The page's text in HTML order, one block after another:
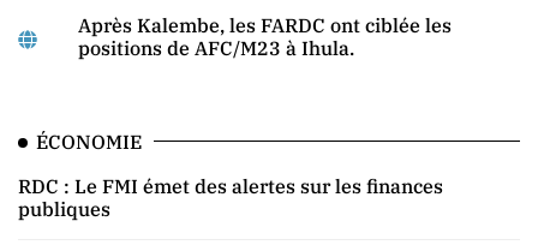
Après Kalembe, les FARDC ont ciblée les
positions de AFC/M23 à Ihula.
ÉCONOMIE
RDC : Le FMI émet des alertes sur les finances
publiques